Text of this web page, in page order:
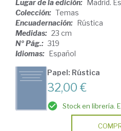
Lugar de la edición: Madrid.
Colección: Temas
Encuadernación: Rústica
Medidas: 23 cm
Nº Pág.: 319
Idiomas: Español
Papel: Rústica
32,00 €
Stock en librería.